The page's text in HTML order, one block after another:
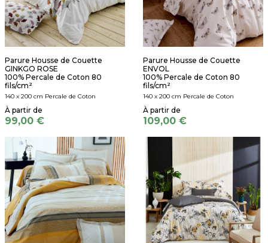
Parure Housse de Couette
GINKGO ROSE
100% Percale de Coton 80
fils/cm²
140 x 200 cm Percale de Coton
99,00 €
Parure Housse de Couette
ENVOL
100% Percale de Coton 80
fils/cm²
140 x 200 cm Percale de Coton
109,00 €